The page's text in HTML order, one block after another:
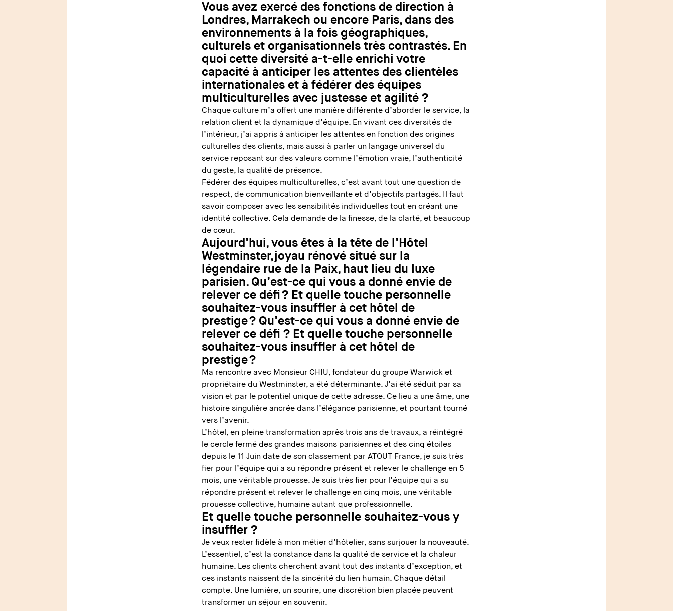
Vous avez exercé des fonctions de direction à
Londres, Marrakech ou encore Paris, dans des
environnements à la fois géographiques,
culturels et organisationnels très contrastés. En
quoi cette diversité a-t-elle enrichi votre
capacité à anticiper les attentes des clientèles
internationales et à fédérer des équipes
multiculturelles avec justesse et agilité ?
Chaque culture m’a offert une manière différente d’aborder le service, la
relation client et la dynamique d’équipe. En vivant ces diversités de
l’intérieur, j’ai appris à anticiper les attentes en fonction des origines
culturelles des clients, mais aussi à parler un langage universel du
service reposant sur des valeurs comme l’émotion vraie, l’authenticité
du geste, la qualité de présence.
Fédérer des équipes multiculturelles, c’est avant tout une question de
respect, de communication bienveillante et d’objectifs partagés. Il faut
savoir composer avec les sensibilités individuelles tout en créant une
identité collective. Cela demande de la finesse, de la clarté, et beaucoup
de cœur.
Aujourd’hui, vous êtes à la tête de l’Hôtel
Westminster, joyau rénové situé sur la
légendaire rue de la Paix, haut lieu du luxe
parisien. Qu’est-ce qui vous a donné envie de
relever ce défi ? Et quelle touche personnelle
souhaitez-vous insuffler à cet hôtel de
prestige ? Qu’est-ce qui vous a donné envie de
relever ce défi ? Et quelle touche personnelle
souhaitez-vous insuffler à cet hôtel de
prestige ?
Ma rencontre avec Monsieur CHIU, fondateur du groupe Warwick et
propriétaire du Westminster, a été déterminante. J’ai été séduit par sa
vision et par le potentiel unique de cette adresse. Ce lieu a une âme, une
histoire singulière ancrée dans l’élégance parisienne, et pourtant tourné
vers l’avenir.
L’hôtel, en pleine transformation après trois ans de travaux, a réintégré
le cercle fermé des grandes maisons parisiennes et des cinq étoiles
depuis le 11 Juin date de son classement par ATOUT France, je suis très
fier pour l’équipe qui a su répondre présent et relever le challenge en 5
mois, une véritable prouesse. Je suis très fier pour l’équipe qui a su
répondre présent et relever le challenge en cinq mois, une véritable
prouesse collective, humaine autant que professionnelle.
Et quelle touche personnelle souhaitez-vous y
insuffler ?
Je veux rester fidèle à mon métier d’hôtelier, sans surjouer la nouveauté.
L’essentiel, c’est la constance dans la qualité de service et la chaleur
humaine. Les clients cherchent avant tout des instants d’exception, et
ces instants naissent de la sincérité du lien humain. Chaque détail
compte. Une lumière, un sourire, une discrétion bien placée peuvent
transformer un séjour en souvenir.